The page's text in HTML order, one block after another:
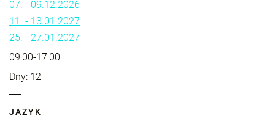
07. - 09.12.2026
11. - 13.01.2027
25. - 27.01.2027
09:00-17:00
Dny: 12
JAZYK